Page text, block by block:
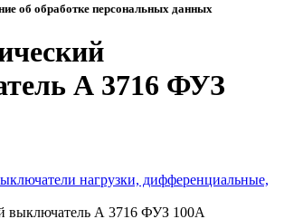
об обработке персональных данных
А 3716 ФУЗ
нагрузки, дифференциальные,